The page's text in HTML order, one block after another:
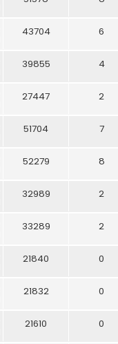
6
43704
4
39855
2
27447
7
51704
8
52279
2
32989
2
33289
0
21840
0
21832
0
21610